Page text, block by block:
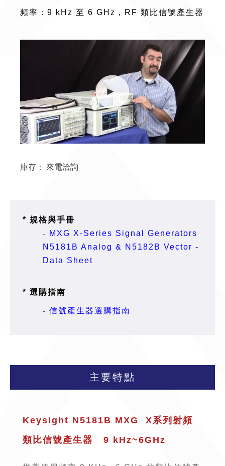
頻率：9 kHz 至 6 GHz，RF 類比信號產生器
庫存： 來電洽詢
* 規格與手冊
-
MXG X-Series Signal Generators
N5181B Analog & N5182B Vector -
Data Sheet
* 選購指南
​​​​- 信號產生器選購指南
主要特點
Keysight N5181B MXG X系列射頻
類比信號產生器 9 kHz~6GHz